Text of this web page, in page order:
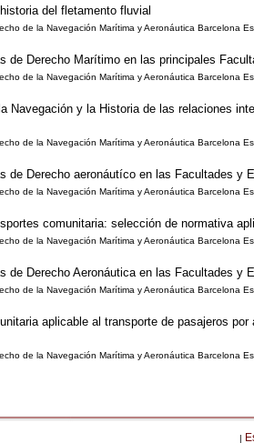
del fletamento fluvial
de la Navegación Marítima y Aeronáutica Barcelona
de Derecho Marítimo en las principales
de la Navegación Marítima y Aeronáutica Barcelona
Navegación y la Historia de las relaciones
de la Navegación Marítima y Aeronáutica Barcelona
de Derecho aeronáutíco en las Facultades y
de la Navegación Marítima y Aeronáutica Barcelona
comunitaria: selección de normativa
de la Navegación Marítima y Aeronáutica Barcelona
de Derecho Aeronáutica en las Facultades y
de la Navegación Marítima y Aeronáutica Barcelona
aplicable al transporte de pasajeros
de la Navegación Marítima y Aeronáutica Barcelona
|